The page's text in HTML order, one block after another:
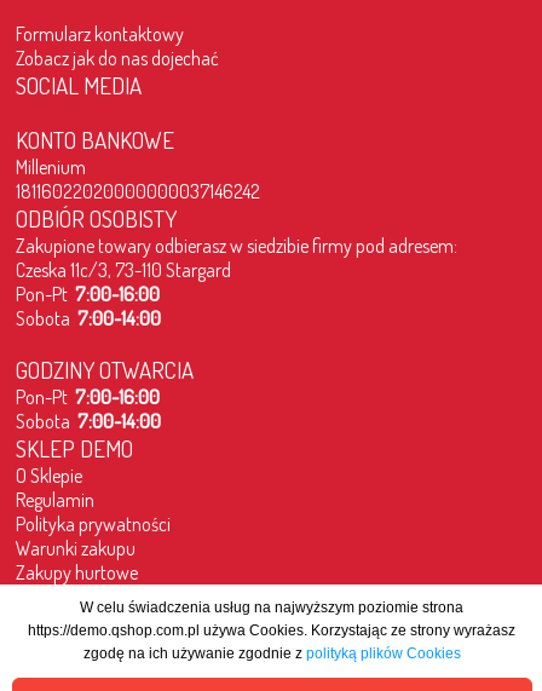
Formularz kontaktowy
Zobacz jak do nas dojechać
SOCIAL MEDIA
KONTO BANKOWE
Millenium
18116022020000000037146242
ODBIÓR OSOBISTY
Zakupione towary odbierasz w siedzibie firmy pod adresem:
Czeska 11c/3, 73-110 Stargard
Pon-Pt7:00-16:00
Sobota7:00-14:00
GODZINY OTWARCIA
Pon-Pt7:00-16:00
Sobota7:00-14:00
SKLEP DEMO
O Sklepie
Regulamin
Polityka prywatności
Warunki zakupu
Zakupy hurtowe
W celu świadczenia usług na najwyższym poziomie strona
https://demo.qshop.com.pl używa Cookies. Korzystając ze strony wyrażasz
zgodę na ich używanie zgodnie z polityką plików Cookies